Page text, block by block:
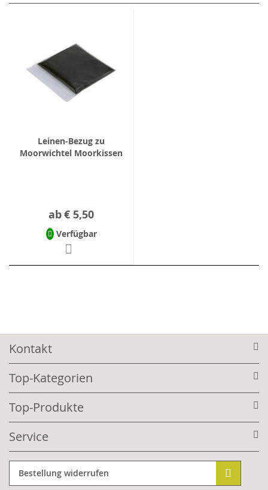
Leinen-Bezug zu
Moorwichtel Moorkissen
ab€ 5,50
Verfügbar
Kontakt
Top-Kategorien
Top-Produkte
Service
Bestellung widerrufen